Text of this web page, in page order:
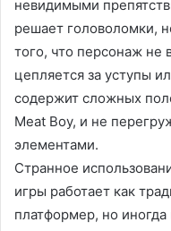
невидимыми
решает головоломки,
того, что персонаж не
цепляется за уступы
содержит сложных
Meat Boy, и не
элементами.
Странное
игры работает как
платформер, но иногда